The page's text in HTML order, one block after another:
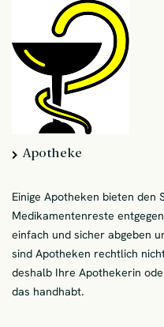
Apotheke
Einige Apotheken bieten den
Medikamentenreste
einfach und sicher abgeben
sind Apotheken rechtlich
deshalb Ihre Apothekerin
das handhabt.